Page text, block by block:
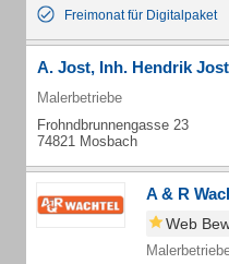
Freimonat für Digitalpaket
A. Jost, Inh. Hendrik
Malerbetriebe
Frohndbrunnengasse 23
74821 Mosbach
A & R
Web